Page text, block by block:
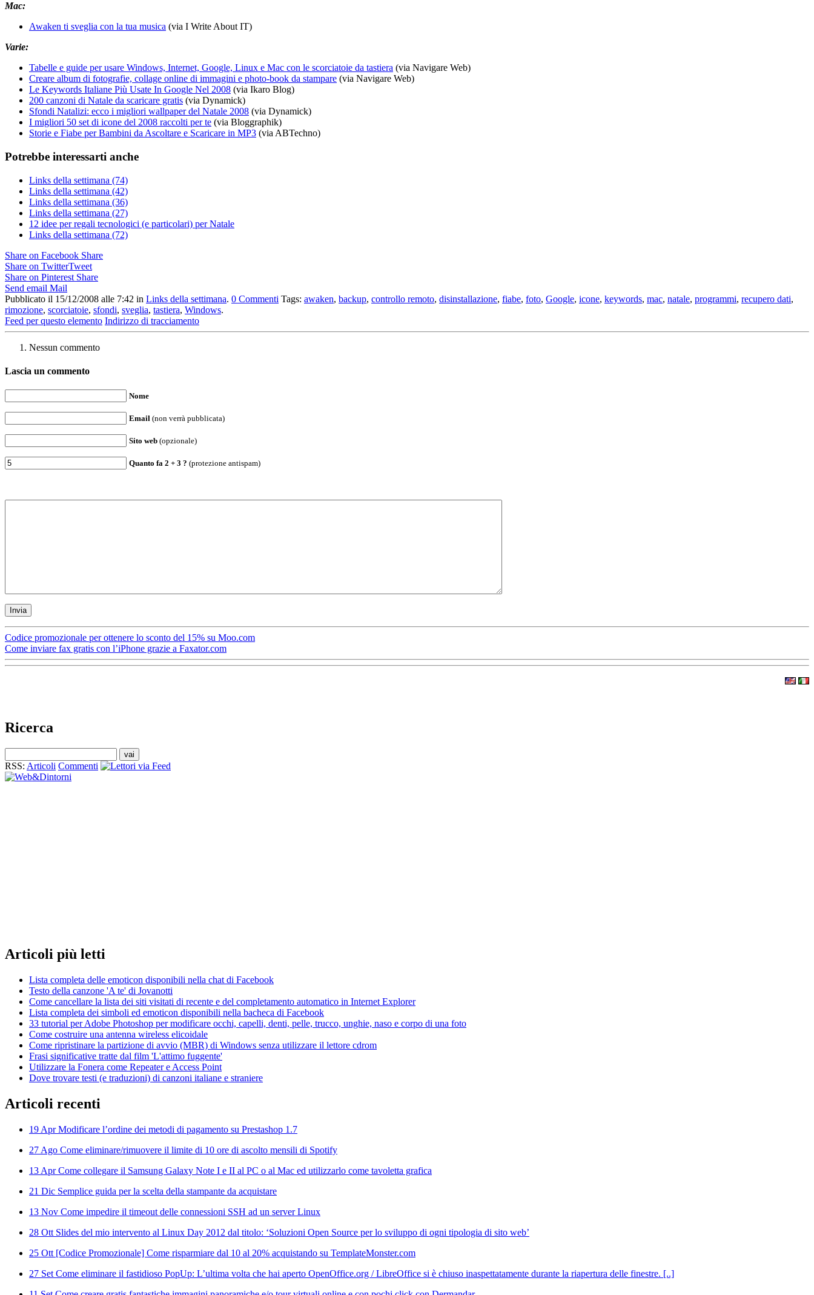
Mac:
Awaken ti sveglia con la tua musica (via I Write About IT)
Varie:
Tabelle e guide per usare Windows, Internet, Google, Linux e Mac con le scorciatoie da tastiera (via Navigare Web)
Creare album di fotografie, collage online di immagini e photo-book da stampare (via Navigare Web)
Le Keywords Italiane Più Usate In Google Nel 2008 (via Ikaro Blog)
200 canzoni di Natale da scaricare gratis (via Dynamick)
Sfondi Natalizi: ecco i migliori wallpaper del Natale 2008 (via Dynamick)
I migliori 50 set di icone del 2008 raccolti per te (via Bloggraphik)
Storie e Fiabe per Bambini da Ascoltare e Scaricare in MP3 (via ABTechno)
Potrebbe interessarti anche
Links della settimana (74)
Links della settimana (42)
Links della settimana (36)
Links della settimana (27)
12 idee per regali tecnologici (e particolari) per Natale
Links della settimana (72)
Share on Facebook Share
Share on TwitterTweet
Share on Pinterest Share
Send email Mail
Pubblicato il 15/12/2008 alle 7:42 in Links della settimana. 0 Commenti Tags: awaken, backup, controllo remoto, disinstallazione, fiabe, foto, Google, icone, keywords, mac, natale, programmi, recupero dati,
rimozione, scorciatoie, sfondi, sveglia, tastiera, Windows.
Feed per questo elemento Indirizzo di tracciamento
Nessun commento
Lascia un commento
Nome
Email (non verrà pubblicata)
Sito web (opzionale)
Quanto fa 2 + 3 ? (protezione antispam)
Codice promozionale per ottenere lo sconto del 15% su Moo.com
Come inviare fax gratis con l’iPhone grazie a Faxator.com
Ricerca
RSS: Articoli Commenti
Articoli più letti
Lista completa delle emoticon disponibili nella chat di Facebook
Testo della canzone 'A te' di Jovanotti
Come cancellare la lista dei siti visitati di recente e del completamento automatico in Internet Explorer
Lista completa dei simboli ed emoticon disponibili nella bacheca di Facebook
33 tutorial per Adobe Photoshop per modificare occhi, capelli, denti, pelle, trucco, unghie, naso e corpo di una foto
Come costruire una antenna wireless elicoidale
Come ripristinare la partizione di avvio (MBR) di Windows senza utilizzare il lettore cdrom
Frasi significative tratte dal film 'L'attimo fuggente'
Utilizzare la Fonera come Repeater e Access Point
Dove trovare testi (e traduzioni) di canzoni italiane e straniere
Articoli recenti
19 Apr Modificare l’ordine dei metodi di pagamento su Prestashop 1.7
27 Ago Come eliminare/rimuovere il limite di 10 ore di ascolto mensili di Spotify
13 Apr Come collegare il Samsung Galaxy Note I e II al PC o al Mac ed utilizzarlo come tavoletta grafica
21 Dic Semplice guida per la scelta della stampante da acquistare
13 Nov Come impedire il timeout delle connessioni SSH ad un server Linux
28 Ott Slides del mio intervento al Linux Day 2012 dal titolo: ‘Soluzioni Open Source per lo sviluppo di ogni tipologia di sito web’
25 Ott [Codice Promozionale] Come risparmiare dal 10 al 20% acquistando su TemplateMonster.com
27 Set Come eliminare il fastidioso PopUp: L’ultima volta che hai aperto OpenOffice.org / LibreOffice si è chiuso inaspettatamente durante la riapertura delle finestre. [..]